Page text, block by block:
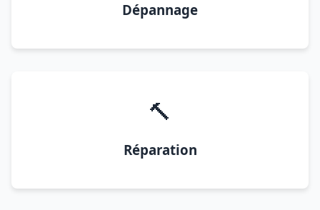
Dépannage
🔨
Réparation